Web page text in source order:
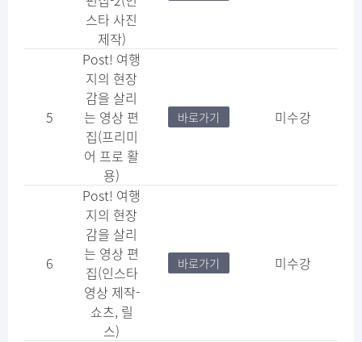
스타 사진
제작)
5
Post! 여행
지의 현장
감을 살리
는 영상 편
집(프리미
어 프로 활
용)
바로가기 미수강
6
Post! 여행
지의 현장
감을 살리
는 영상 편
집(인스타
영상 제작-
쇼츠, 릴
스)
바로가기 미수강